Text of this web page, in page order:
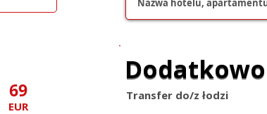
69
EUR
Transfer do/z łodzi